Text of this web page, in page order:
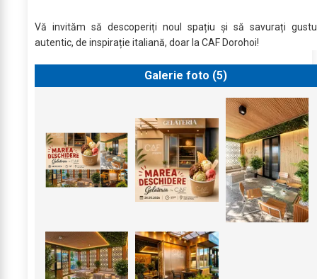
Vă invităm să descoperiți noul spațiu și să savurați
autentic, de inspirație italiană, doar la CAF Dorohoi!
Galerie foto (5)